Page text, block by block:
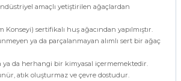
amaçlı yetiştirilen ağaçlardan
Konseyi) sertifikalı huş ağacından yapılmıştır.
ya da parçalanmayan alımlı sert bir ağaç
ya da herhangi bir kimyasal içermemektedir.
atık oluşturmaz ve çevre dostudur.